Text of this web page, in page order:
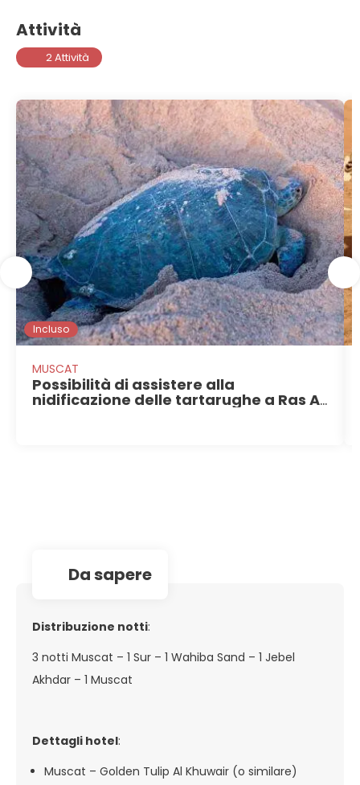
Attività
2 Attività
Incluso
MUSCAT
Possibilità di assistere alla
nidificazione delle tartarughe a Ras Al
da sapere
Distribuzione notti:
3 notti Muscat – 1 Sur – 1 Wahiba Sand – 1 Jebel
Akhdar – 1 Muscat
Dettagli hotel:
Muscat – Golden Tulip Al Khuwair (o similare)